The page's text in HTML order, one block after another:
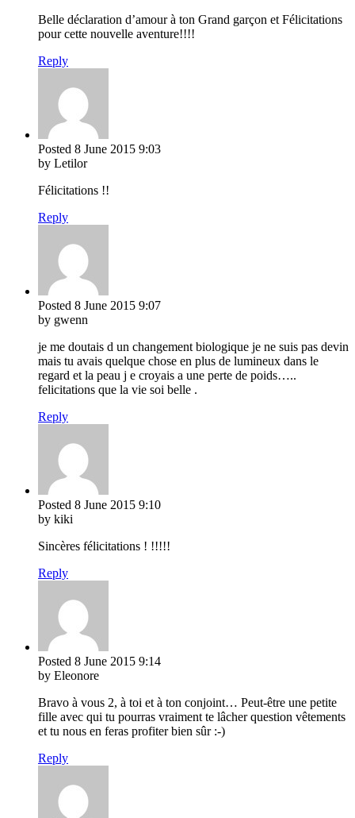
Belle déclaration d’amour à ton Grand garçon et Félicitations
pour cette nouvelle aventure!!!!
Reply
Posted 8 June 2015 9:03
by Letilor
Félicitations !!
Reply
Posted 8 June 2015 9:07
by gwenn
je me doutais d un changement biologique je ne suis pas devin
mais tu avais quelque chose en plus de lumineux dans le
regard et la peau j e croyais a une perte de poids…..
felicitations que la vie soi belle .
Reply
Posted 8 June 2015 9:10
by kiki
Sincères félicitations ! !!!!!
Reply
Posted 8 June 2015 9:14
by Eleonore
Bravo à vous 2, à toi et à ton conjoint… Peut-être une petite
fille avec qui tu pourras vraiment te lâcher question vêtements
et tu nous en feras profiter bien sûr :-)
Reply